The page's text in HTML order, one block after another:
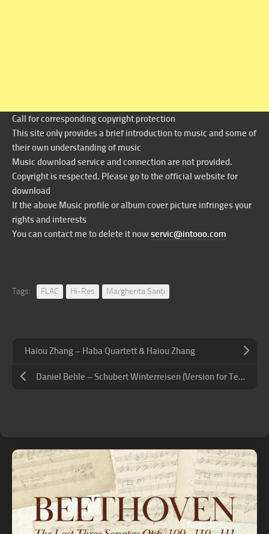
Call for corresponding copyright protection
This site only provides a brief introduction to music and some of
their own understanding of music
Music download service and connection are not provided.
Copyright is respected. Please go to the official website for
download
If the above Music profile or album cover picture infringes your
rights and interests
You can contact me to delete it now servic@intooo.com
Tags: FLAC Hi-Res Margherita Santi
Haiou Zhang – Haba Quartett & Haiou Zhang
Daniel Behle – Schubert Winterreisen (Version for Tenor and Piano Trio & Original Version)